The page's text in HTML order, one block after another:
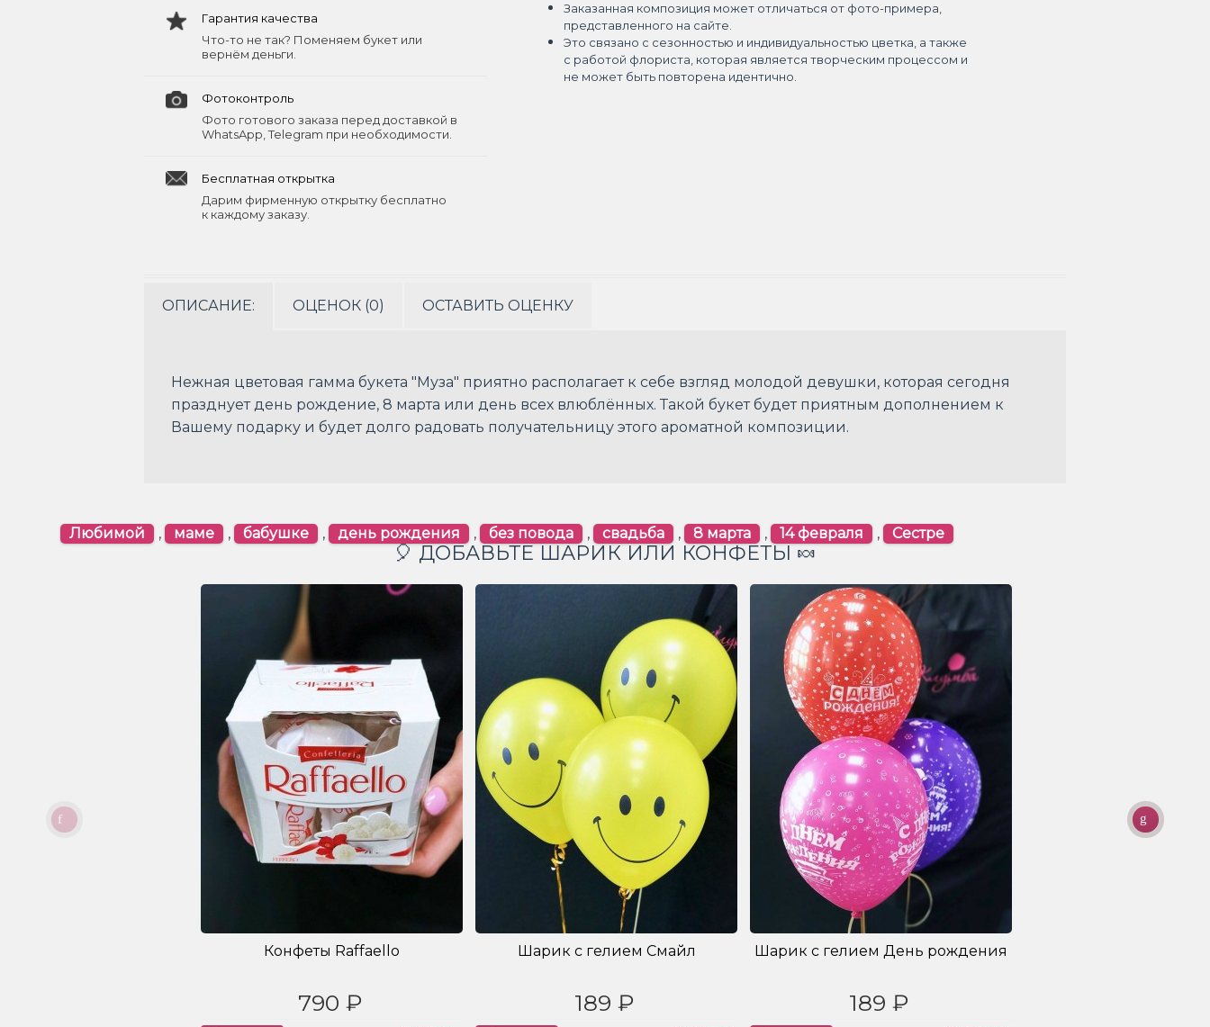
Гарантия качества
Что-то не так? Поменяем букет или
вернём деньги.
Фотоконтроль
Фото готового заказа перед доставкой в
WhatsApp, Telegram при необходимости.
Бесплатная открытка
Дарим фирменную открытку бесплатно
к каждому заказу.
Заказанная композиция может отличаться от фото-примера,
представленного на сайте.
Это связано с сезонностью и индивидуальностью цветка, а также
с работой флориста, которая является творческим процессом и
не может быть повторена идентично.
ОПИСАНИЕ: ОЦЕНОК (0) ОСТАВИТЬ ОЦЕНКУ
Нежная цветовая гамма букета "Муза" приятно располагает к себе взгляд молодой девушки, которая сегодня
празднует день рождение, 8 марта или день всех влюблённых. Такой букет будет приятным дополнением к
Вашему подарку и будет долго радовать получательницу этого ароматной композиции.
Любимой , маме , бабушке , день рождения , без повода , свадьба , 8 марта , 14 февраля , Сестре
🎈 ДОБАВЬТЕ ШАРИК ИЛИ КОНФЕТЫ 🍬
Конфеты Raffaello
790 ₽
Шарик с гелием Смайл
189 ₽
Шарик с гелием День рождения
189 ₽